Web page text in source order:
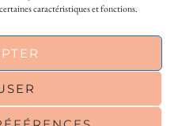
caractéristiques et fonctions.